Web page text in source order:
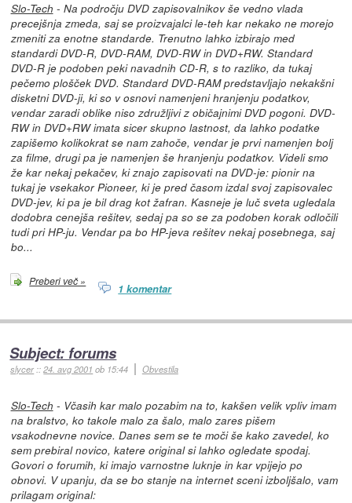
Slo-Tech - Na področju DVD zapisovalnikov še vedno vlada
precejšnja zmeda, saj se proizvajalci le-teh kar nekako ne morejo
zmeniti za enotne standarde. Trenutno lahko izbirajo med
standardi DVD-R, DVD-RAM, DVD-RW in DVD+RW. Standard
DVD-R je podoben peki navadnih CD-R, s to razliko, da tukaj
pečemo plošček DVD. Standard DVD-RAM predstavljajo nekakšni
disketni DVD-ji, ki so v osnovi namenjeni hranjenju podatkov,
vendar zaradi oblike niso združljivi z običajnimi DVD pogoni. DVD-
RW in DVD+RW imata sicer skupno lastnost, da lahko podatke
zapišemo kolikokrat se nam zahoče, vendar je prvi namenjen bolj
za filme, drugi pa je namenjen še hranjenju podatkov. Videli smo
že kar nekaj pekačev, ki znajo zapisovati na DVD-je: pionir na
tukaj je vsekakor Pioneer, ki je pred časom izdal svoj zapisovalec
DVD-jev, ki pa je bil drag kot žafran. Kasneje je luč sveta ugledala
dodobra cenejša rešitev, sedaj pa so se za podoben korak odločili
tudi pri HP-ju. Vendar pa bo HP-jeva rešitev nekaj posebnega, saj
bo...
Preberi več »
1 komentar
Subject: forums
slycer ::24. avg 2001 ob 15:44 Obvestila
Slo-Tech - Včasih kar malo pozabim na to, kakšen velik vpliv imam
na bralstvo, ko takole malo za šalo, malo zares pišem
vsakodnevne novice. Danes sem se te moči še kako zavedel, ko
sem prebiral novico, katere original si lahko ogledate spodaj.
Govori o forumih, ki imajo varnostne luknje in kar vpijejo po
obnovi. V upanju, da se bo stanje na internet sceni izboljšalo, vam
prilagam original: